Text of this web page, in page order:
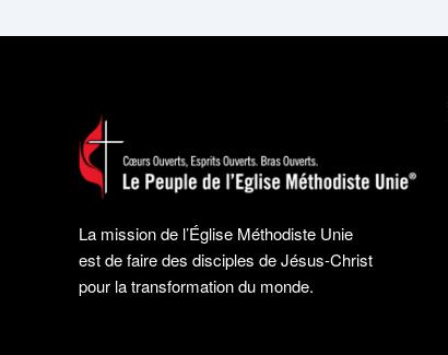
La mission de l’Église Méthodiste Unie
est de faire des disciples de Jésus-Christ
pour la transformation du monde.